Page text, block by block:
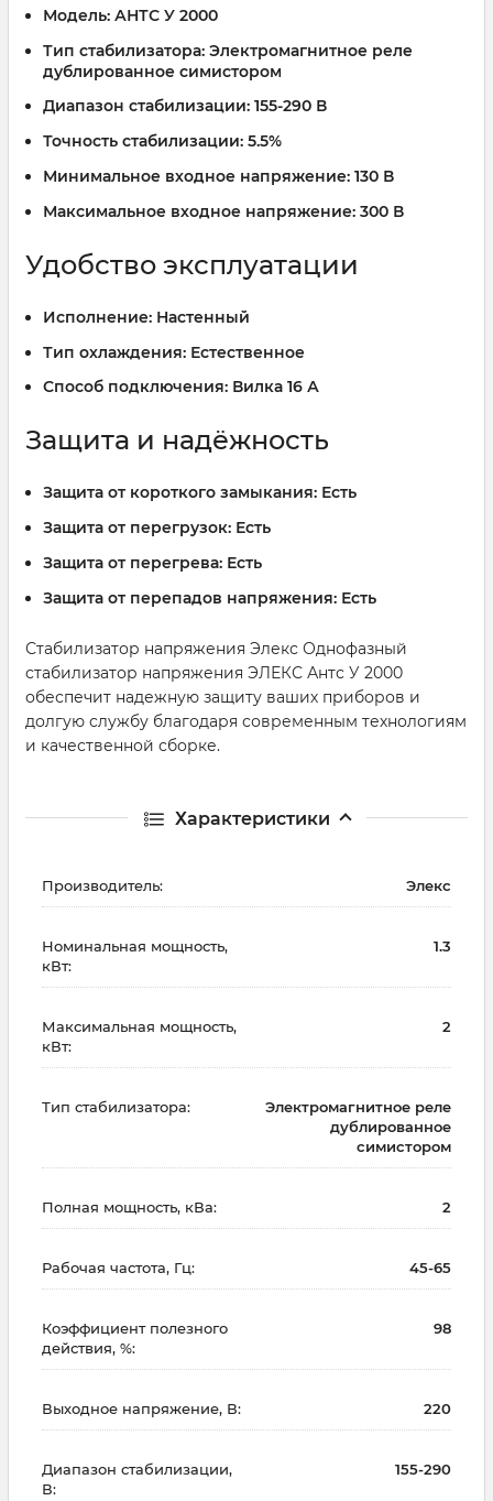
Модель: АНТС У 2000
Тип стабилизатора: Электромагнитное реле
дублированное симистором
Диапазон стабилизации: 155-290 В
Точность стабилизации: 5.5%
Минимальное входное напряжение: 130 В
Максимальное входное напряжение: 300 В
Удобство эксплуатации
Исполнение: Настенный
Тип охлаждения: Естественное
Способ подключения: Вилка 16 А
Защита и надёжность
Защита от короткого замыкания: Есть
Защита от перегрузок: Есть
Защита от перегрева: Есть
Защита от перепадов напряжения: Есть
Стабилизатор напряжения Элекс Однофазный
стабилизатор напряжения ЭЛЕКС Антс У 2000
обеспечит надежную защиту ваших приборов и
долгую службу благодаря современным технологиям
и качественной сборке.
Характеристики
Производитель: Элекс
Номинальная мощность,
кВт:
1.3
Максимальная мощность,
кВт:
2
Тип стабилизатора:
Электромагнитное реле
дублированное
симистором
Полная мощность, кВа: 2
Рабочая частота, Гц: 45-65
Коэффициент полезного
действия, %:
98
Выходное напряжение, В: 220
Диапазон стабилизации,
В:
155-290